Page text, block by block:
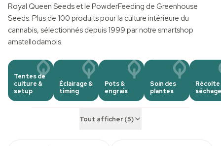
Royal Queen Seeds et le PowderFeeding de Greenhouse
Seeds. Plus de 100 produits pour la culture intérieure du
cannabis, sélectionnés depuis 1999 par notre smartshop
amstellodamois.
Tentes de
culture &
setup
Éclairage &
timing
Pots &
engrais
Soin des
plantes
Récolte
séchage
Tout afficher (5)